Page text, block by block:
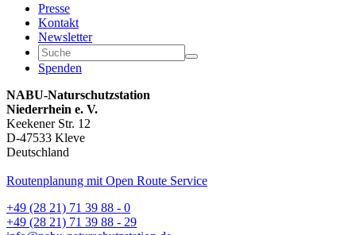
Presse
Kontakt
Newsletter
Spenden
NABU-Naturschutzstation
Niederrhein e. V.
Keekener Str. 12
D-47533 Kleve
Deutschland
Routenplanung mit Open Route Service
+49 (28 21) 71 39 88 - 0
+49 (28 21) 71 39 88 - 29